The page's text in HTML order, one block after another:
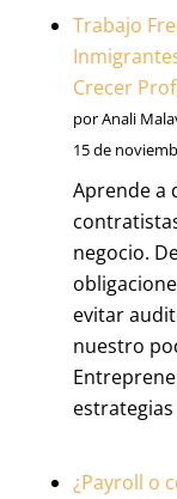
Trabajo
Crecer
por Anali
15 de
Aprende a
negocio.
evitar
nuestro
¿Payroll o